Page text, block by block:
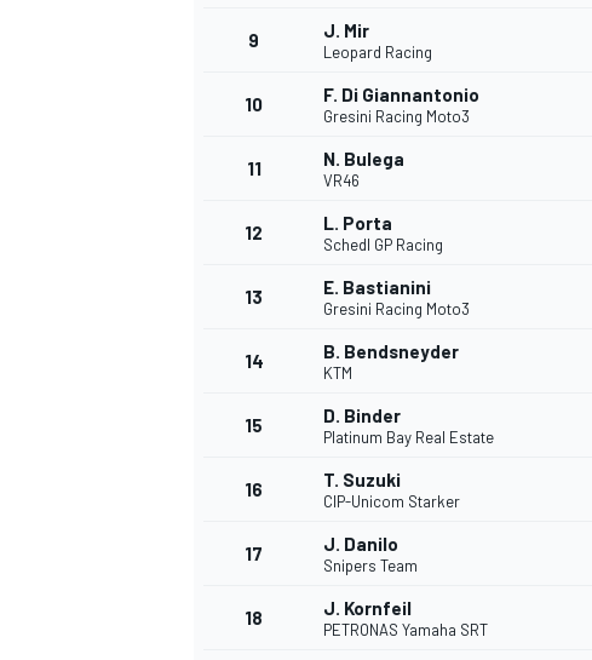
FÓRMULA E
9 J. Mir
Leopard Racing
10 F. Di Giannantonio
Gresini Racing Moto3
11 N. Bulega
VR46
12 L. Porta
Schedl GP Racing
13 E. Bastianini
Gresini Racing Moto3
14 B. Bendsneyder
KTM
15 D. Binder
Platinum Bay Real Estate
16 T. Suzuki
CIP-Unicom Starker
17 J. Danilo
Snipers Team
18 J. Kornfeil
PETRONAS Yamaha SRT